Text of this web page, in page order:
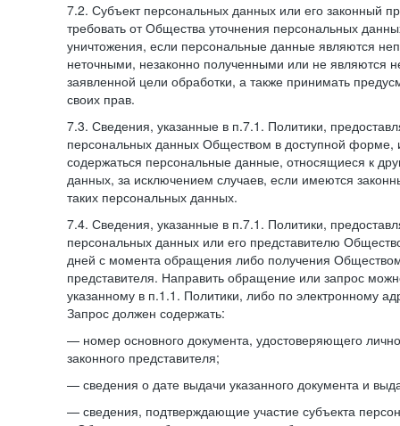
7.2. Субъект персональных данных или его законный
требовать от Общества уточнения персональных
уничтожения, если персональные данные являются
неточными, незаконно полученными или не являются
заявленной цели обработки, а также принимать
своих прав.
7.3. Сведения, указанные в п.7.1. Политики,
персональных данных Обществом в доступной форме,
содержаться персональные данные, относящиеся к
данных, за исключением случаев, если имеются
таких персональных данных.
7.4. Сведения, указанные в п.7.1. Политики,
персональных данных или его представителю
дней с момента обращения либо получения
представителя. Направить обращение или запрос
указанному в п.1.1. Политики, либо по электронному
Запрос должен содержать:
— номер основного документа, удостоверяющего
законного представителя;
— сведения о дате выдачи указанного документа и
— сведения, подтверждающие участие субъекта